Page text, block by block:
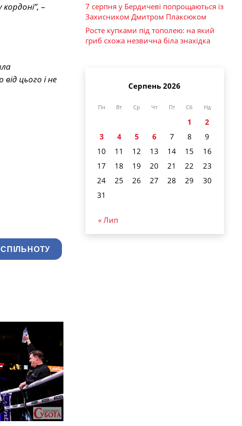
–
цього і не
7 серпня у Бердичеві попрощаються із
Захисником Дмитром Плаксюком
Росте купками під тополею: на який
гриб схожа незвична біла знахідка
Серпень 2026
Пн Вт Ср Чт Пт Сб Нд
1
2
3
4 5 6 7 8
9
10
11 12 13 14 15
16
17
18 19 20 21 22
23
24
25 26 27 28 29
30
31
« Лип